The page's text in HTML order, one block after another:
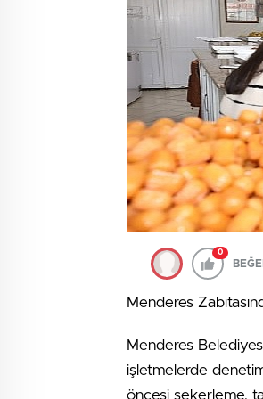
0
Menderes
Menderes
işletmelerde
öncesi şekerleme,